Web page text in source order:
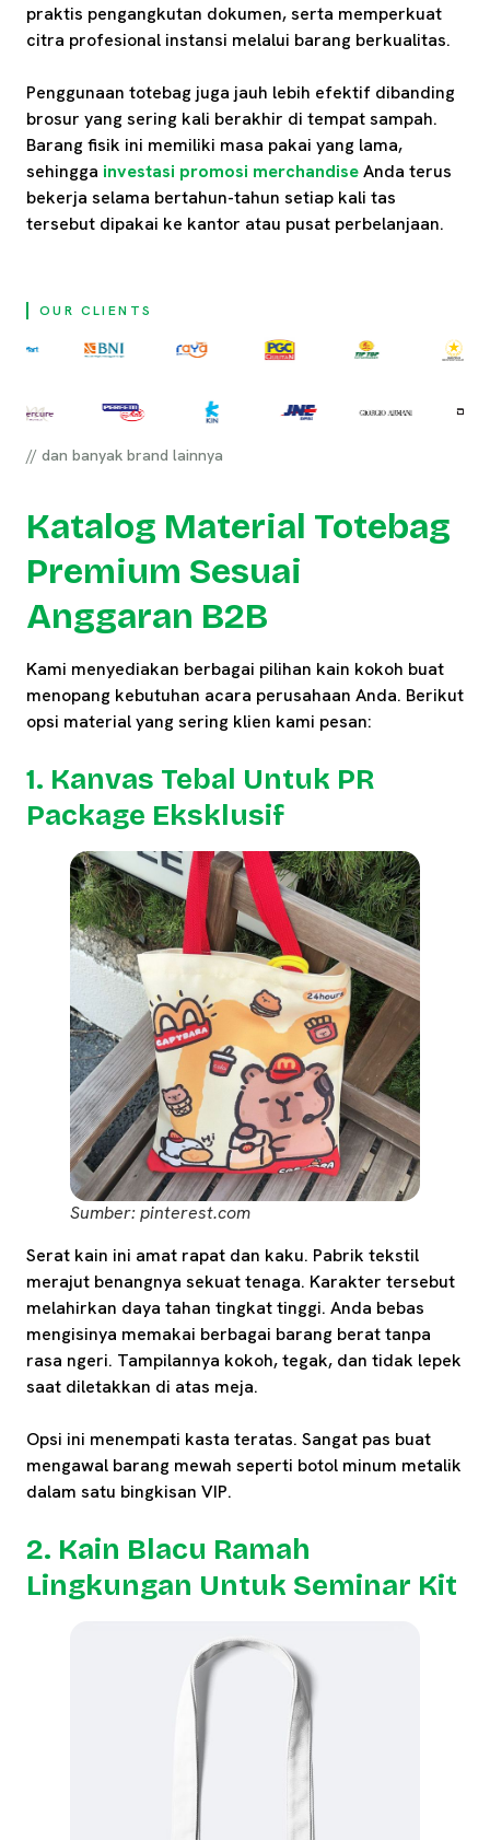
praktis pengangkutan dokumen, serta memperkuat
citra profesional instansi melalui barang berkualitas.
Penggunaan totebag juga jauh lebih efektif dibanding
brosur yang sering kali berakhir di tempat sampah.
Barang fisik ini memiliki masa pakai yang lama,
sehingga investasi promosi merchandiseAnda terus
bekerja selama bertahun-tahun setiap kali tas
tersebut dipakai ke kantor atau pusat perbelanjaan.
OUR CLIENTS
// dan banyak brand lainnya
Katalog Material Totebag
Premium Sesuai
Anggaran B2B
Kami menyediakan berbagai pilihan kain kokoh buat
menopang kebutuhan acara perusahaan Anda. Berikut
opsi material yang sering klien kami pesan:
1. Kanvas Tebal Untuk PR
Package Eksklusif
Sumber: pinterest.com
Serat kain ini amat rapat dan kaku. Pabrik tekstil
merajut benangnya sekuat tenaga. Karakter tersebut
melahirkan daya tahan tingkat tinggi. Anda bebas
mengisinya memakai berbagai barang berat tanpa
rasa ngeri. Tampilannya kokoh, tegak, dan tidak lepek
saat diletakkan di atas meja.
Opsi ini menempati kasta teratas. Sangat pas buat
mengawal barang mewah seperti botol minum metalik
dalam satu bingkisan VIP.
2. Kain Blacu Ramah
Lingkungan Untuk Seminar Kit